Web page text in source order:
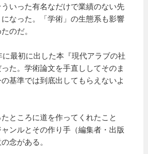
いった有名なだけで業績のない先
なった。「学術」の生態系も影響
のだ。
最初に出した本『現代アラブの社
た。学術論文を手直ししてそのま
基準では到底出してもらえないよ
ところに道を作ってくれたこと
ンルとその作り手（編集者・出版
念がある。